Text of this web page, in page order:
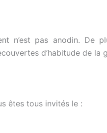
n’est pas anodin. De
d’habitude de la
êtes tous invités le :